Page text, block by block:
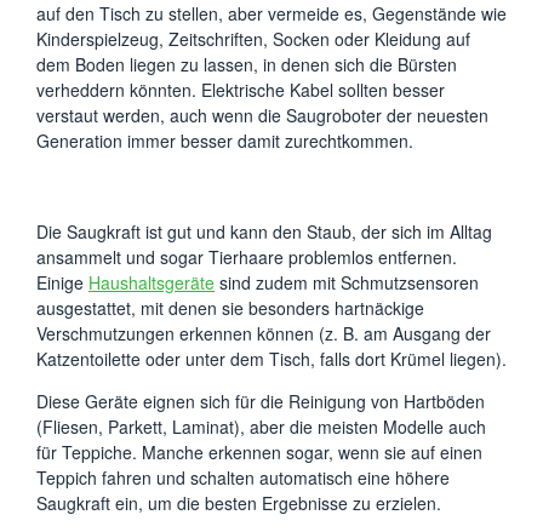
auf den Tisch zu stellen, aber vermeide es, Gegenstände wie
Kinderspielzeug, Zeitschriften, Socken oder Kleidung auf
dem Boden liegen zu lassen, in denen sich die Bürsten
verheddern könnten. Elektrische Kabel sollten besser
verstaut werden, auch wenn die Saugroboter der neuesten
Generation immer besser damit zurechtkommen.
Die Saugkraft ist gut und kann den Staub, der sich im Alltag
ansammelt und sogar Tierhaare problemlos entfernen.
Einige Haushaltsgeräte sind zudem mit Schmutzsensoren
ausgestattet, mit denen sie besonders hartnäckige
Verschmutzungen erkennen können (z. B. am Ausgang der
Katzentoilette oder unter dem Tisch, falls dort Krümel liegen).
Diese Geräte eignen sich für die Reinigung von Hartböden
(Fliesen, Parkett, Laminat), aber die meisten Modelle auch
für Teppiche. Manche erkennen sogar, wenn sie auf einen
Teppich fahren und schalten automatisch eine höhere
Saugkraft ein, um die besten Ergebnisse zu erzielen.